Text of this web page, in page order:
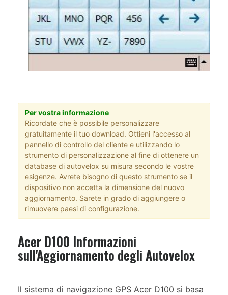
Per vostra informazione
Ricordate che è possibile personalizzare
gratuitamente il tuo download. Ottieni l'accesso al
pannello di controllo del cliente e utilizzando lo
strumento di personalizzazione al fine di ottenere un
database di autovelox su misura secondo le vostre
esigenze. Avrete bisogno di questo strumento se il
dispositivo non accetta la dimensione del nuovo
aggiornamento. Sarete in grado di aggiungere o
rimuovere paesi di configurazione.
Acer D100 Informazioni
sull'Aggiornamento degli Autovelox
Il sistema di navigazione GPS Acer D100 si basa